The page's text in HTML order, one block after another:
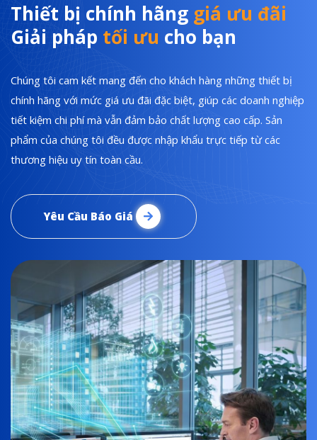
Thiết bị chính hãng giá ưu đãi
Giải pháp tối ưu cho bạn
Chúng tôi cam kết mang đến cho khách hàng những thiết bị
chính hãng với mức giá ưu đãi đặc biệt, giúp các doanh nghiệp
tiết kiệm chi phí mà vẫn đảm bảo chất lượng cao cấp. Sản
phẩm của chúng tôi đều được nhập khẩu trực tiếp từ các
thương hiệu uy tín toàn cầu.
Yêu Cầu Báo Giá